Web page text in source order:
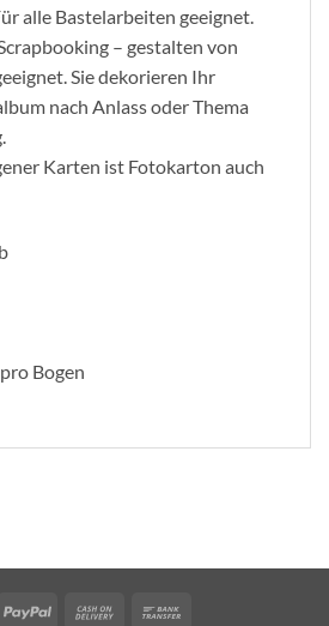
alle Bastelarbeiten geeignet.
– gestalten von
Sie dekorieren Ihr
nach Anlass oder Thema
Karten ist Fotokarton auch
Bogen
PayPal Cash